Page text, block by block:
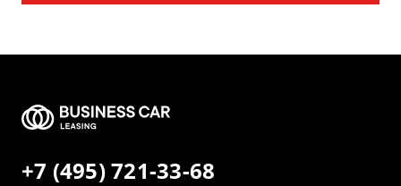
+7 (495) 721-33-68